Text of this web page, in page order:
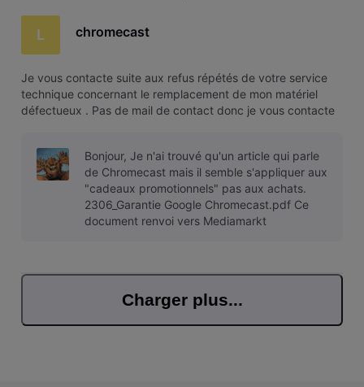
L chromecast
Je vous contacte suite aux refus répétés de votre service
technique concernant le remplacement de mon matériel
défectueux . Pas de mail de contact donc je vous contacte
prétextant que je nBonjour, Je n'ai trouvé qu'un article qui parle
de Chromecast mais il semble s'appliquer aux
"cadeaux promotionnels" pas aux achats.
2306_Garantie Google Chromecast.pdf Ce
document renvoi vers Mediamarkt
Charger plus...